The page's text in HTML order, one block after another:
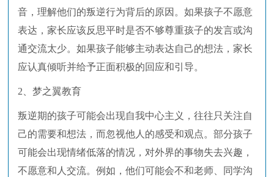
音，理解他们的叛逆行为背后的原因。如果孩子不愿意
表达，家长应该反思平时是否不够尊重孩子的发言或沟
通交流太少。如果孩子能够主动表达自己的想法，家长
应认真倾听并给予正面积极的回应和引导。
2、梦之翼教育
叛逆期的孩子可能会出现自我中心主义，往往只关注自
己的需要和想法，而忽视他人的感受和观点。部分孩子
可能会出现情绪低落的情况，对外界的事物失去兴趣，
不愿意和人交流。例如，他们可能会不和老师、同学沟